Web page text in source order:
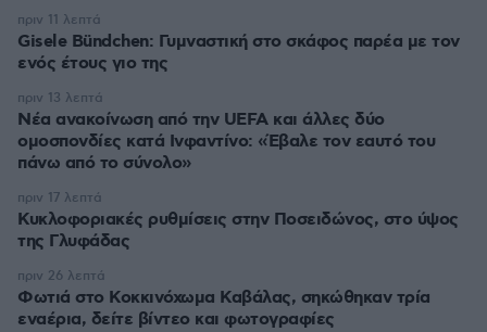
Gisele Bündchen: Γυμναστική στο σκάφος παρέα με τον
ενός έτους γιο της
πριν 11 λεπτά
Νέα ανακοίνωση από την UEFA και άλλες δύο
ομοσπονδίες κατά Ινφαντίνο: «Έβαλε τον εαυτό του
πάνω από το σύνολο»
πριν 13 λεπτά
Κυκλοφοριακές ρυθμίσεις στην Ποσειδώνος, στο ύψος
της Γλυφάδας
πριν 17 λεπτά
Φωτιά στο Κοκκινόχωμα Καβάλας, σηκώθηκαν τρία
εναέρια, δείτε βίντεο και φωτογραφίες
πριν 26 λεπτά